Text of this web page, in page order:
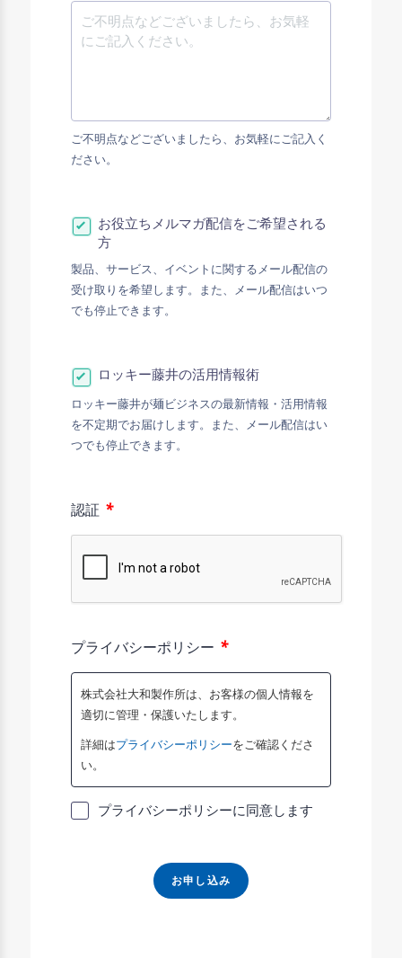
ご不明点などございましたら、お気軽にご記入く
ださい。
お役立ちメルマガ配信をご希望される
方
製品、サービス、イベントに関するメール配信の
受け取りを希望します。また、メール配信はいつ
でも停止できます。
ロッキー藤井の活用情報術
ロッキー藤井が麺ビジネスの最新情報・活用情報
を不定期でお届けします。また、メール配信はい
つでも停止できます。
認証 *
プライバシーポリシー *
株式会社大和製作所は、お客様の個人情報を
適切に管理・保護いたします。
詳細はプライバシーポリシーをご確認くださ
い。
プライバシーポリシーに同意します
お申し込み